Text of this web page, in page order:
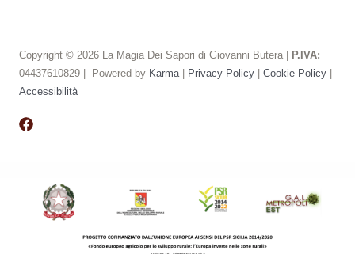
Copyright © 2026 La Magia Dei Sapori di Giovanni Butera |
P.IVA:
04437610829 |
Powered by Karma| Privacy Policy Cookie Policy
Accessibilità